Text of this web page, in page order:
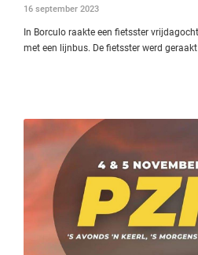
16 september 2023
In Borculo raakte een fietsster
met een lijnbus. De fietsster werd